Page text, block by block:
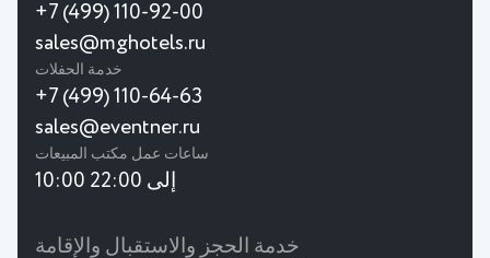
+7 (499) 110-92-00
sales@mghotels.ru
خدمة الحفلات
+7 (499) 110-64-63
sales@eventner.ru
ساعات عمل مكتب المبيعات
10:00 إلى 22:00
خدمة الحجز والاستقبال والإقامة